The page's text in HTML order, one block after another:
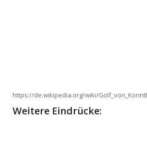
https://de.wikipedia.org/wiki/
Weitere Eindrücke: